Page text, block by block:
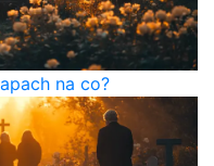
na co?